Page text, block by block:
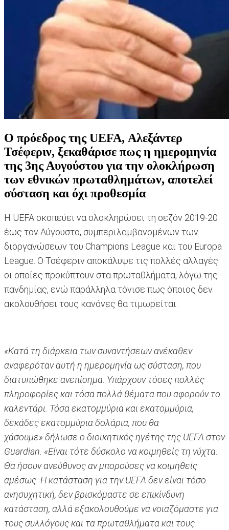
Ο πρόεδρος της UEFA, Αλεξάντερ
Τσέφεριν, ξεκαθάρισε πως η ημερομηνία
της 3ης Αυγούστου για την ολοκλήρωση
των εθνικών πρωταθλημάτων, αποτελεί
σύσταση και όχι προθεσμία
Η UEFA σκοπεύει να ολοκληρώσει τη σεζόν 2019-20
έως τον Αύγουστο, συμπεριλαμβανομένων των
διοργανώσεων του Champions League και του Europa
League. Ο Τσέφεριν αποκάλυψε τις πολλές αλλαγές
οι οποίες προκύπτουν στα πρωταθλήματα, λόγω της
πανδημίας, ενώ παράλληλα τόνισε πως όποιος δεν
ακολουθήσει τους κανόνες θα τιμωρείται.
«Κατά τη διάρκεια των συναντήσεων ανέκαθεν
αναφερόταν αυτή η ημερομηνία ως σύσταση, που
διατυπώθηκε ανεπίσημα. Υπάρχουν τόσες πολλές
πληροφορίες και τόσα πολλά θέματα που αφορούν το
καλεντάρι. Τόσα εκατομμύρια και εκατομμύρια,
δεκάδες εκατομμύρια δολάρια, που θα
χάσουμε» δήλωσε ο διοικητικός ηγέτης της UEFA στον
Guardian. «Είναι τότε δύσκολο να κοιμηθείς τη νύχτα.
Θα ήσουν ανεύθυνος αν μπορούσες να κοιμηθείς
αμέσως. Η κατάσταση για την UEFA δεν είναι τόσο
ανησυχητική, δεν βρισκόμαστε σε επικίνδυνη
κατάσταση, αλλά εξακολουθούμε να νοιαζόμαστε για
τους συλλόγους και τα πρωταθλήματα και τους